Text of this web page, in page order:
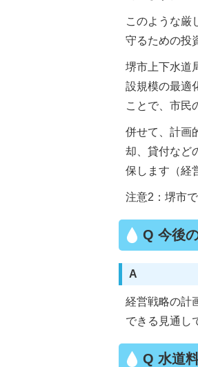
このような厳
守るための投
堺市上下水道
設規模の最適
ことで、市民
併せて、計画
却、貸付など
保します（経
注意2：堺市
Q 今後
A
経営戦略の計
できる見通し
Q 水道